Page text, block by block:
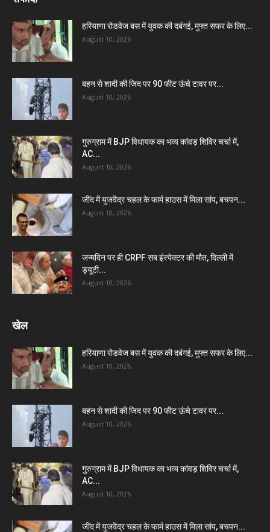
हरियाणा रोडवेज बस में युवक की दबंगई, मुफ्त सफर के लिए...
August 10, 2026
बहन से शादी की जिद पर 90 फीट ऊंचे टावर पर...
August 10, 2026
गुरुग्राम में BJP विधायक का भव्य कांवड़ शिविर चर्चा में,
AC...
August 10, 2026
जींद में युजवेंद्र चहल के फार्म हाउस में मिला सांप, बचपन...
August 10, 2026
जन्मदिन पर ही CRPF सब इंस्पेक्टर की मौत, दिल्ली में
ड्यूटी...
August 10, 2026
खेल
हरियाणा रोडवेज बस में युवक की दबंगई, मुफ्त सफर के लिए...
August 10, 2026
बहन से शादी की जिद पर 90 फीट ऊंचे टावर पर...
August 10, 2026
गुरुग्राम में BJP विधायक का भव्य कांवड़ शिविर चर्चा में,
AC...
August 10, 2026
जींद में युजवेंद्र चहल के फार्म हाउस में मिला सांप, बचपन...